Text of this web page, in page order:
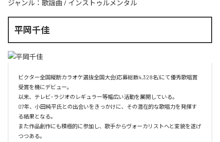
ジャンル： 歌謡曲 / インストゥルメンタル
平岡千佳
ビクター全国縦断カラオケ選抜全国大会(応募総数4,328名)にて優秀歌唱賞
受賞を機にデビュー。
以来、テレビ･ラジオのレギュラー等幅広い活動を展開している。
07年、小田純平氏との出会いをきっかけに、その潜在的な歌唱力を発揮す
る結果となる。
また作品創作にも積極的に参加し、歌手からヴォーカリストへと変貌を遂げ
つつある。